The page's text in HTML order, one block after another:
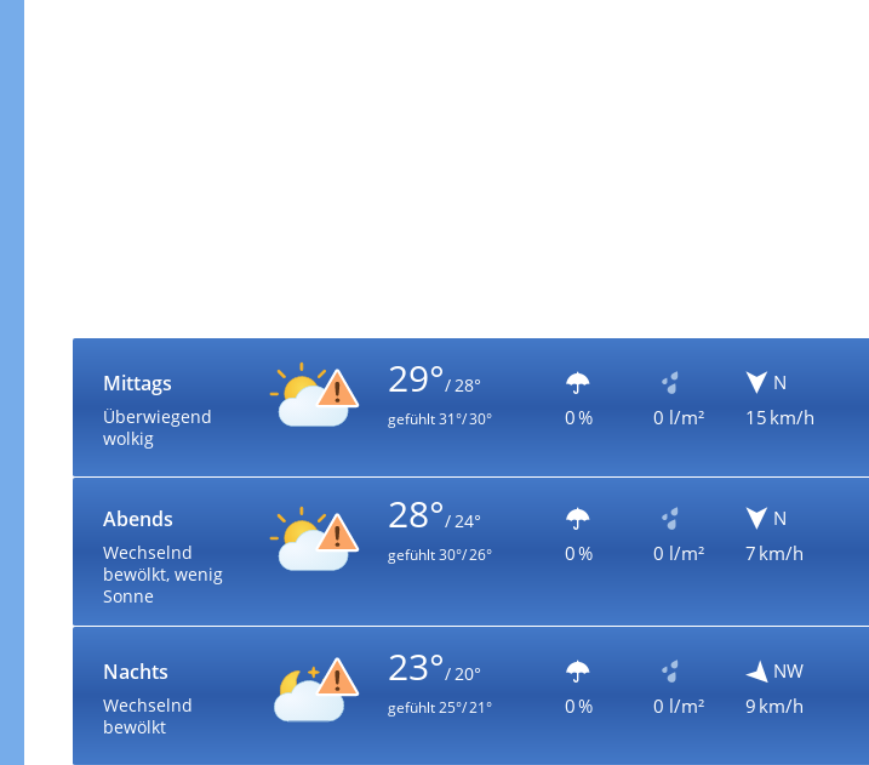
Mittags
Überwiegend
wolkig
29°/ 28°
gefühlt31°/ 30° 0 % 0 l/m²
N
15 km/h
Abends
Wechselnd
bewölkt, wenig
Sonne
28°/ 24°
gefühlt30°/ 26° 0 % 0 l/m²
N
7 km/h
Nachts
Wechselnd
bewölkt
23°/ 20°
gefühlt25°/ 21° 0 % 0 l/m²
NW
9 km/h